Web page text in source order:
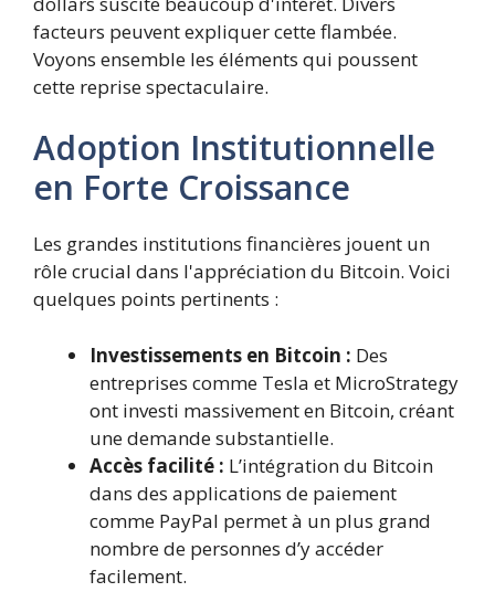
facteurs peuvent expliquer cette flambée.
Voyons ensemble les éléments qui poussent
cette reprise spectaculaire.
Adoption Institutionnelle
en Forte Croissance
Les grandes institutions financières jouent un
rôle crucial dans l'appréciation du Bitcoin. Voici
quelques points pertinents :
Investissements en Bitcoin : Des
entreprises comme Tesla et MicroStrategy
ont investi massivement en Bitcoin, créant
une demande substantielle.
Accès facilité : L’intégration du Bitcoin
dans des applications de paiement
comme PayPal permet à un plus grand
nombre de personnes d’y accéder
facilement.